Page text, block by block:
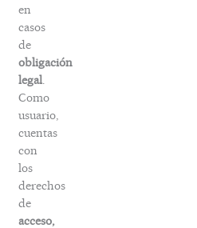
en
casos
de
obligación
legal.
Como
usuario,
cuentas
con
los
derechos
de
acceso,